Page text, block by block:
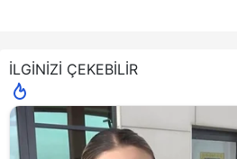
İLGİNİZİ ÇEKEBİLİR